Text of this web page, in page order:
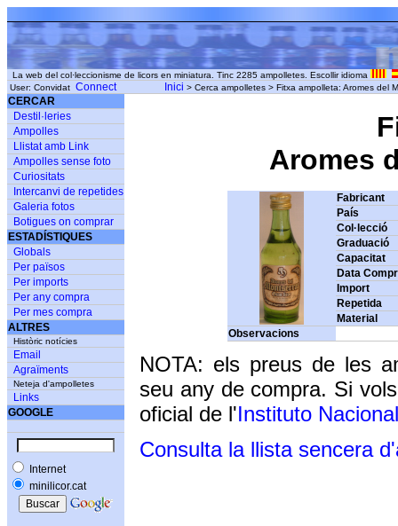
La web del col·leccionisme de licors en miniatura. Tinc 2285 ampolletes. Escollir idioma
User: Convidat Connect Inici > Cerca ampolletes > Fitxa ampolleta: Aromes del
CERCAR
Destil·leries
Ampolles
Llistat amb Link
Ampolles sense foto
Curiositats
Intercanvi de repetides
Galeria fotos
Botigues on comprar
ESTADÍSTIQUES
Globals
Per països
Per imports
Per any compra
Per mes compra
ALTRES
Històric notícies
Email
Agraïments
Neteja d'ampolletes
Links
GOOGLE
Internet
minilicor.cat
Aromes
Fabricant
País
Col·lecció
Graduació
Capacitat
Data
Import
Repetida
Material
Observacions
NOTA: els preus de les
seu any de compra. Si
oficial de l'Instituto
Consulta la llista sencera